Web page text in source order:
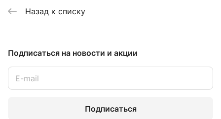
Назад к списку
Подписаться на новости и акции
Подписаться